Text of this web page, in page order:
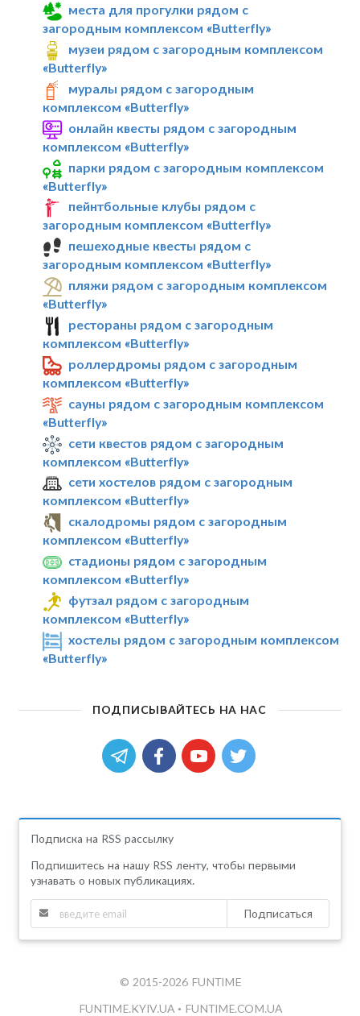
места для прогулки рядом с
загородным комплексом «Butterfly»
музеи рядом с загородным комплексом
«Butterfly»
муралы рядом с загородным
комплексом «Butterfly»
онлайн квесты рядом с загородным
комплексом «Butterfly»
парки рядом с загородным комплексом
«Butterfly»
пейнтбольные клубы рядом с
загородным комплексом «Butterfly»
пешеходные квесты рядом с
загородным комплексом «Butterfly»
пляжи рядом с загородным комплексом
«Butterfly»
рестораны рядом с загородным
комплексом «Butterfly»
роллердромы рядом с загородным
комплексом «Butterfly»
сауны рядом с загородным комплексом
«Butterfly»
сети квестов рядом с загородным
комплексом «Butterfly»
сети хостелов рядом с загородным
комплексом «Butterfly»
скалодромы рядом с загородным
комплексом «Butterfly»
стадионы рядом с загородным
комплексом «Butterfly»
футзал рядом с загородным
комплексом «Butterfly»
хостелы рядом с загородным комплексом
«Butterfly»
ПОДПИСЫВАЙТЕСЬ НА НАС
Подписка на RSS рассылку
Подпишитесь на нашу RSS ленту, чтобы первыми
узнавать о новых публикациях.
Подписаться
© 2015-2026 FUNTIME
FUNTIME.KYIV.UA • FUNTIME.COM.UA